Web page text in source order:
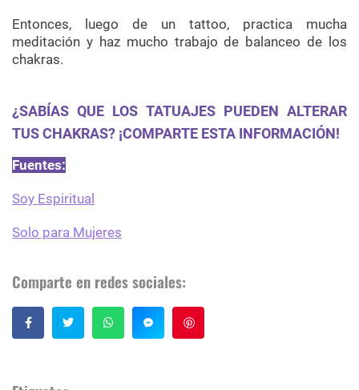
Entonces, luego de un tattoo, practica mucha
meditación y haz mucho trabajo de balanceo de los
chakras.
¿SABÍAS QUE LOS TATUAJES PUEDEN ALTERAR
TUS CHAKRAS? ¡COMPARTE ESTA INFORMACIÓN!
Fuentes:
Soy Espiritual
Solo para Mujeres
Comparte en redes sociales: